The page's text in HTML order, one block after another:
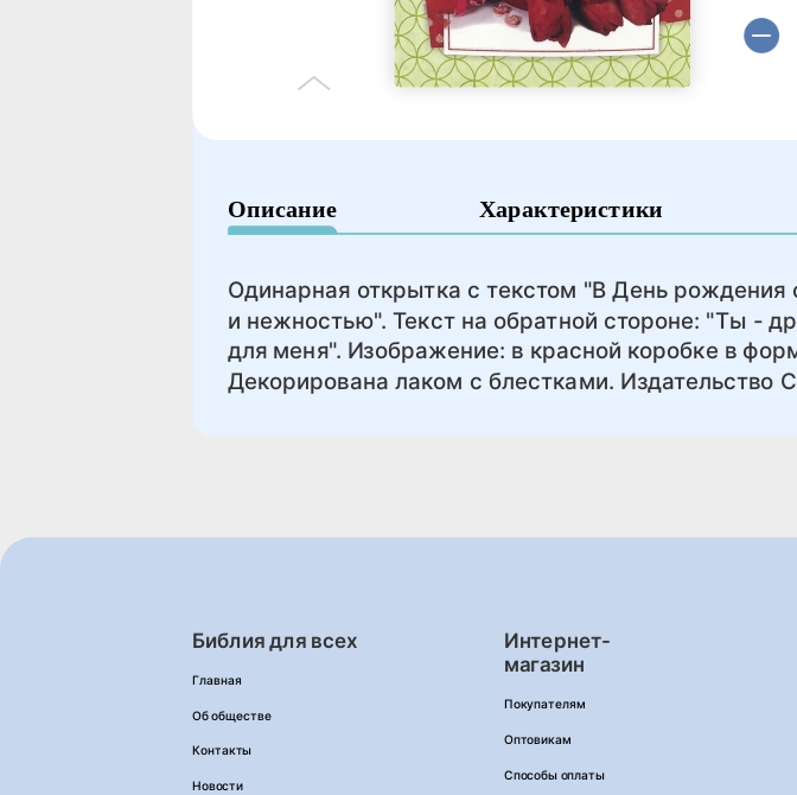
Описание Характеристики
Одинарная открытка с текстом "В День
и нежностью". Текст на обратной стороне: "Ты -
для меня". Изображение: в красной коробке в
Декорирована лаком с блестками. Издательство
Библия для всех
Главная
Об обществе
Контакты
Новости
Интернет-
магазин
Покупателям
Оптовикам
Способы оплаты